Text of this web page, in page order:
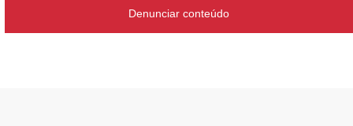
Denunciar conteúdo